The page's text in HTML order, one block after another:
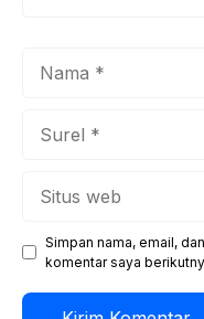
Simpan nama, email,
komentar saya